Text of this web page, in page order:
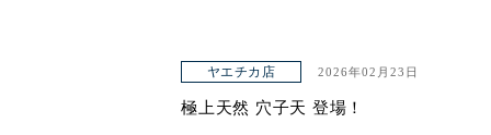
ヤエチカ店 2026年02月23日
極上天然 穴子天 登場！